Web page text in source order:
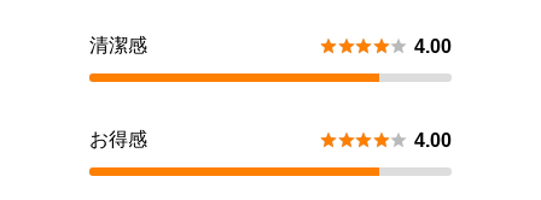
清潔感  4.00
お得感  4.00